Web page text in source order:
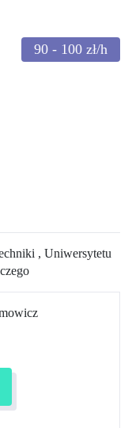
90 - 100 zł/h
, Uniwersytetu